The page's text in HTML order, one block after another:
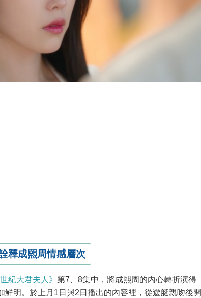
釋成熙周情感層次
世紀大君夫人》 第7、8集中，將成熙周的內心轉折演得
鮮明。於上月1日與2日播出的內容裡，從遊艇親吻後開